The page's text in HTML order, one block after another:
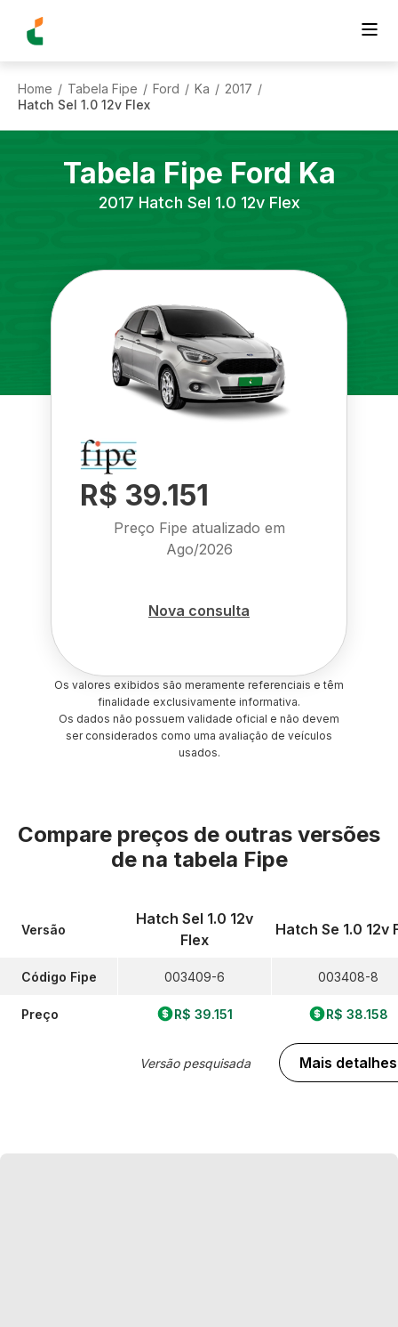
Home / Tabela Fipe / Ford / Ka / 2017 /
Hatch Sel 1.0 12v Flex
Tabela Fipe Ford Ka
2017 Hatch Sel 1.0 12v Flex
R$ 39.151
Preço Fipe atualizado em
Ago/2026
Nova consulta
Os valores exibidos são meramente referenciais e têm
finalidade exclusivamente informativa.
Os dados não possuem validade oficial e não devem
ser considerados como uma avaliação de veículos
usados.
Compare preços de outras versões
de na tabela Fipe
Versão
Código Fipe
Preço
Hatch Sel 1.0 12v
Flex
003409-6
R$ 39.151
Versão pesquisada
Hatch Se 1.0 12v
003408-8
R$ 38.158
Mais detalhes